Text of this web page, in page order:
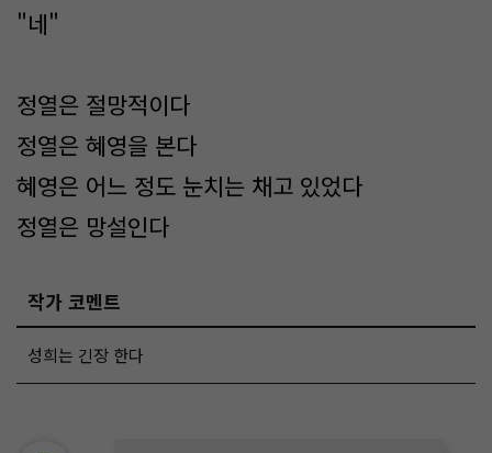
"네"
정열은 절망적이다
정열은 혜영을 본다
혜영은 어느 정도 눈치는 채고 있었다
정열은 망설인다
작가 코멘트
성희는 긴장 한다